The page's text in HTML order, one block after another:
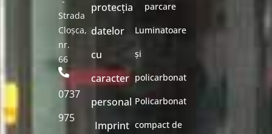
Strada
Cloșca,
nr.
66
0737
975
protecția
datelor
cu
caracter
personal
Imprint
parcare
Luminatoare
și
policarbonat
Policarbonat
compact de